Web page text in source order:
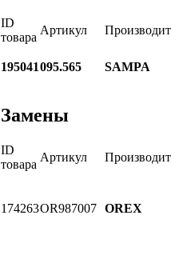
ID
товара
Артикул
195041095.565 SAMPA
Замены
ID
товара
Артикул
174263OR987007 OREX